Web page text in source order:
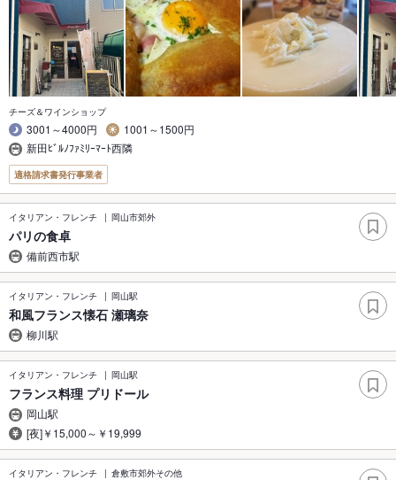
チーズ＆ワインショップ
3001～4000円
1001～1500円
新田ﾋﾞﾙﾉﾌｧﾐﾘｰﾏｰﾄ西隣
適格請求書発行事業者
イタリアン・フレンチ 岡山市郊外
パリの食卓
備前西市駅
イタリアン・フレンチ 岡山駅
和風フランス懐石 瀬璃奈
柳川駅
イタリアン・フレンチ 岡山駅
フランス料理 プリドール
岡山駅
[夜]￥15,000～￥19,999
イタリアン・フレンチ 倉敷市郊外その他